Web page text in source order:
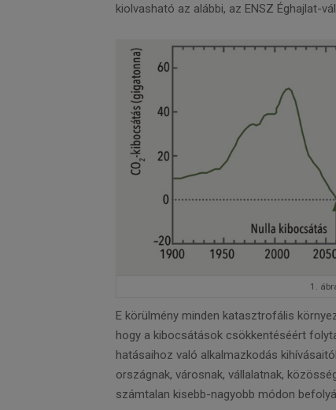
kiolvasható az alábbi, az ENSZ Éghajlat-
1.
E körülmény minden katasztrofális
hogy a kibocsátások csökkentéséért
hatásaihoz való alkalmazkodás
országnak, városnak, vállalatnak,
számtalan kisebb-nagyobb módon